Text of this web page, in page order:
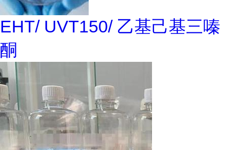
EHT/ UVT150/ 乙基己基三嗪
酮